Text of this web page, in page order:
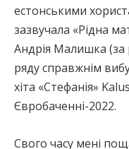
естонськими
зазвучала «Рідна
Андрія Малишка
ряду справжнім
хіта «Стефанія»
Євробаченні-2022.
Свого часу мені